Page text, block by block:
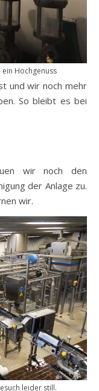
Hochgenuss
und wir noch mehr
So bleibt es bei
wir noch den
der Anlage zu.
wir.
leider still.